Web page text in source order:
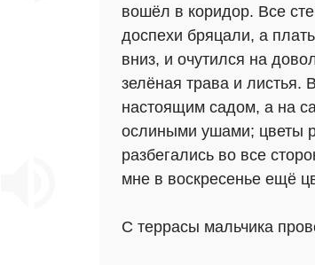
вошёл в коридор. Все
доспехи бряцали, а
вниз, и очутился на
зелёная трава и листья.
настоящим садом, а на
ослиными ушами; цветы
разбегались во все
мне в воскресенье ещё
С террасы мальчика